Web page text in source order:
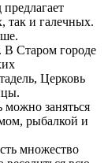
предлагает
так и галечных.
. В Старом городе
Церковь
можно заняться
рыбалкой и
множество